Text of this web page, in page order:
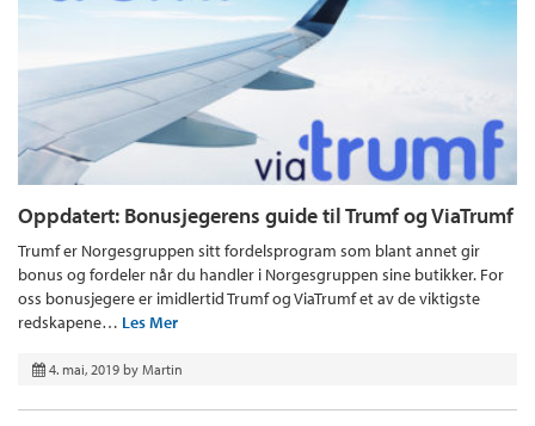
Oppdatert: Bonusjegerens guide til Trumf og ViaTrumf
Trumf er Norgesgruppen sitt fordelsprogram som blant annet gir
bonus og fordeler når du handler i Norgesgruppen sine butikker. For
oss bonusjegere er imidlertid Trumf og ViaTrumf et av de viktigste
redskapene… Les Mer
4. mai, 2019 by Martin